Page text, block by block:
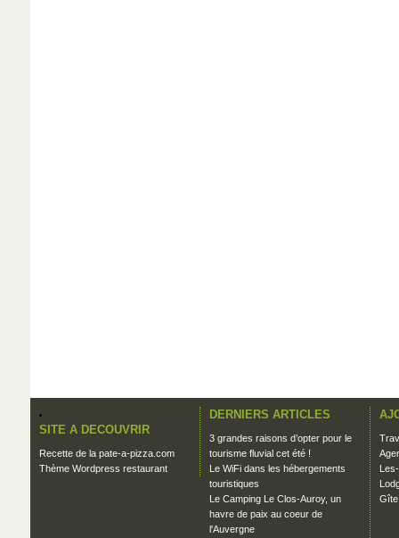
SITE A DECOUVRIR
Recette de la pate-a-pizza.com
Thème Wordpress restaurant
DERNIERS ARTICLES
3 grandes raisons d’opter pour le
tourisme fluvial cet été !
Le WiFi dans les hébergements
touristiques
Le Camping Le Clos-Auroy, un
havre de paix au coeur de
l'Auvergne